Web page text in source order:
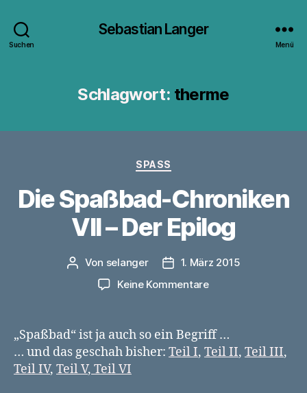
Suchen
Sebastian Langer
Menü
Schlagwort: therme
Kategorien
SPASS
Die Spaßbad-Chroniken
VII – Der Epilog
Beitragsautor
Von selanger Veröffentlichungsdatum
1. März 2015
Keine Kommentarezu
Chroniken
VII
–
„Spaßbad“ ist ja auch so ein Begriff …
… und das geschah bisher: Teil I, Teil II, Teil III,
Teil IV, Teil V, Teil VI